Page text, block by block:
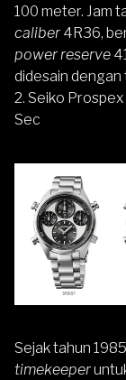
100 meter. Jam
caliber 4R36,
power reserve
didesain dengan
2. Seiko
Sec
Sejak tahun
timekeeper